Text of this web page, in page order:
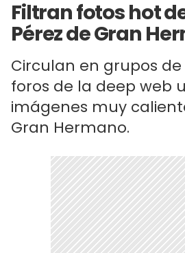
Filtran fotos hot
Pérez de Gran
Circulan en grupos
foros de la deep web
imágenes muy
Gran Hermano.